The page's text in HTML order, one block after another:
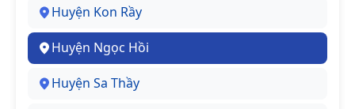
Huyện Kon Rầy
Huyện Ngọc Hồi
Huyện Sa Thầy